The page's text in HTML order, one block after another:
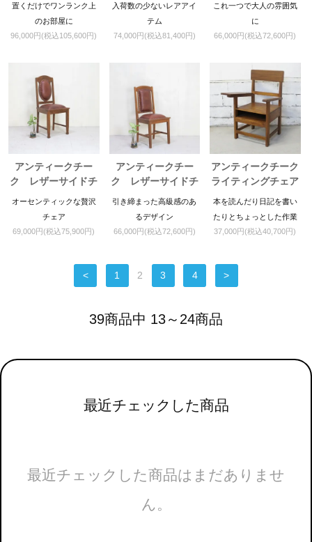
置くだけでワンランク上
のお部屋に
96,000円(税込105,600円)
入荷数の少ないレアアイ
テム
74,000円(税込81,400円)
これ一つで大人の雰囲気
に
66,000円(税込72,600円)
アンティークチー
ク レザーサイドチ
ェア
オーセンティックな贅沢
チェア
69,000円(税込75,900円)
アンティークチー
ク レザーサイドチ
ェア
引き締まった高級感のあ
るデザイン
66,000円(税込72,600円)
アンティークチーク
ライティングチェア
本を読んだり日記を書い
たりとちょっとした作業
にピッタリ。
37,000円(税込40,700円)
< 1 2 3 4 >
39商品中 13～24商品
最近チェックした商品
最近チェックした商品はまだありませ
ん。